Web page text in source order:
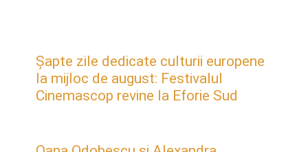
Șapte zile dedicate culturii europene
la mijloc de august: Festivalul
Cinemascop revine la Eforie Sud